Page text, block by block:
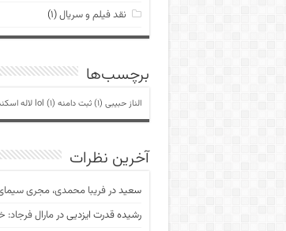
نقد فیلم و سریال(۱)
برچسب‌ها
الناز حبیبی (1) ثبت دامنه lol (1) لاله
آخرین نظرات
سعیددرفریبا محمدی، مجری
رشیده قدرت ایزدییدرمارال فرجاد: